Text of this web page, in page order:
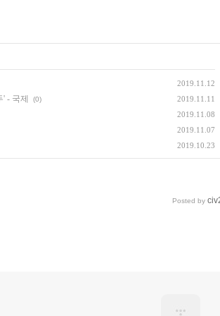
2019.11.12
- 국제 (0) 2019.11.11
2019.11.08
2019.11.07
2019.10.23
Posted by